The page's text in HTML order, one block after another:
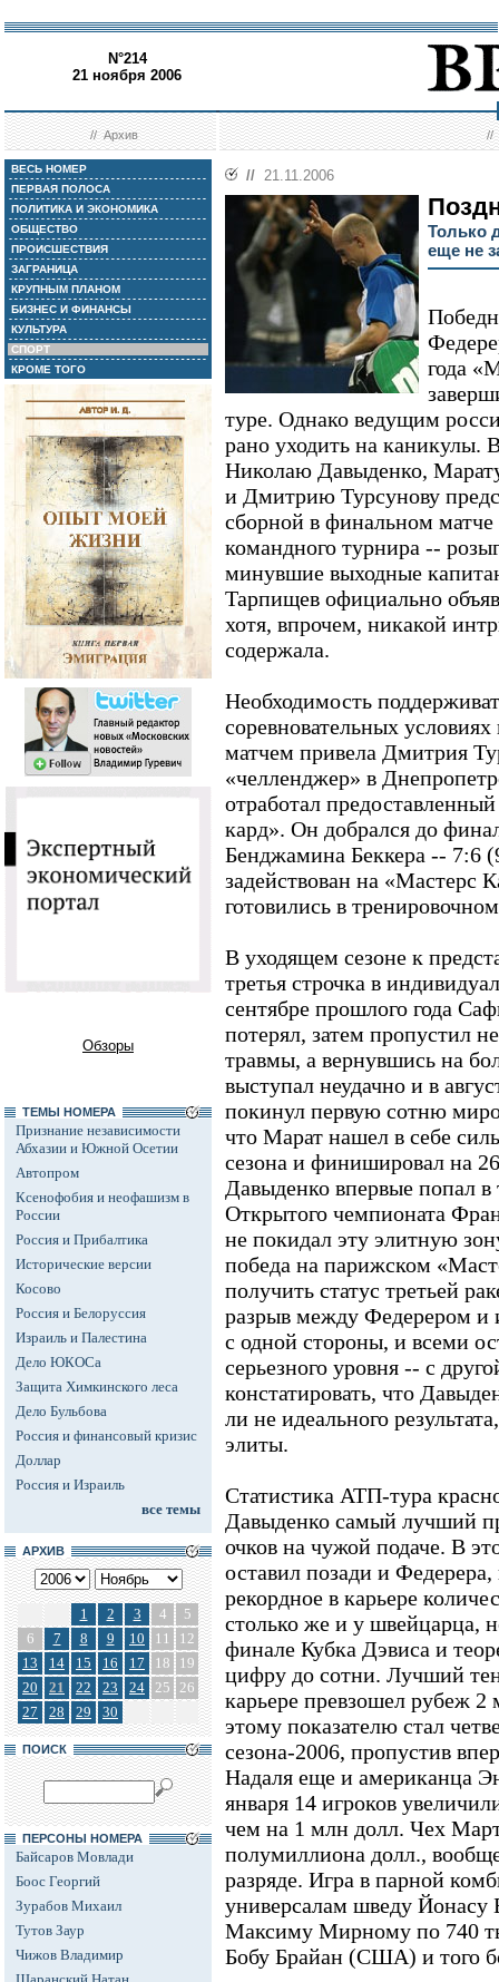
N°214
21 ноября 2006
//Архив //
ВЕСЬ НОМЕР
ПЕРВАЯ ПОЛОСА
ПОЛИТИКА И ЭКОНОМИКА
ОБЩЕСТВО
ПРОИСШЕСТВИЯ
ЗАГРАНИЦА
КРУПНЫМ ПЛАНОМ
БИЗНЕС И ФИНАНСЫ
КУЛЬТУРА
СПОРТ
КРОМЕ ТОГО
Обзоры
ТЕМЫ НОМЕРА
Признание независимости
Абхазии и Южной Осетии
Автопром
Ксенофобия и неофашизм в
России
Россия и Прибалтика
Исторические версии
Косово
Россия и Белоруссия
Израиль и Палестина
Дело ЮКОСа
Защита Химкинского леса
Дело Бульбова
Россия и финансовый кризис
Доллар
Россия и Израиль
все темы
АРХИВ
1 2 3 4
5
6
7 8 9 10 11
12
13
14 15 16 17 18
19
20
21 22 23 24 25 26
27
28 29 30
ПОИСК
ПЕРСОНЫ НОМЕРА
Байсаров Мовлади
Боос Георгий
Зурабов Михаил
Тутов Заур
Чижов Владимир
// 21.11.2006
Только
еще не
года
туре. Однако ведущим
рано уходить на каникулы.
Николаю Давыденко,
и Дмитрию Турсунову
сборной в финальном
командного турнира --
минувшие выходные
Тарпищев официально
хотя, впрочем, никакой
содержала.
Необходимость
соревновательных
матчем привела Дмитрия
«челленджер» в
отработал
кард». Он добрался до
Бенджамина Беккера -- 7:6
задействован на
готовились в
В уходящем сезоне к
третья строчка в
сентябре прошлого года
потерял, затем пропустил
травмы, а вернувшись на
выступал неудачно и в
покинул первую сотню
что Марат нашел в себе
сезона и финишировал на
Давыденко впервые попал
Открытого чемпионата
не покидал эту элитную
победа на парижском
получить статус третьей
разрыв между Федерером и
с одной стороны, и всеми
серьезного уровня -- с
констатировать, что
ли не идеального
элиты.
Статистика АТП-тура
Давыденко самый лучший
очков на чужой подаче. В
оставил позади и
рекордное в карьере
столько же и у швейцарца,
финале Кубка Дэвиса и
цифру до сотни. Лучший
карьере превзошел рубеж 2
этому показателю стал
сезона-2006, пропустив
Надаля еще и американца
января 14 игроков
чем на 1 млн долл. Чех
полумиллиона долл.,
разряде. Игра в парной
универсалам шведу Йонасу
Максиму Мирному по 740
Бобу Брайан (США) и того